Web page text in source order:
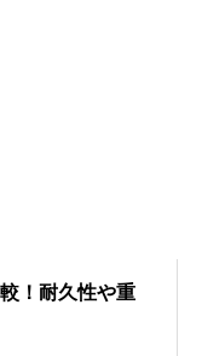
！耐久性や重